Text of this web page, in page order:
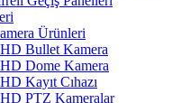
Ürünleri
Bullet Kamera
Dome Kamera
Kayıt Cıhazı
PTZ Kameralar